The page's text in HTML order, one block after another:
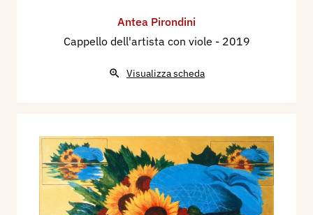
Antea Pirondini
Cappello dell'artista con viole - 2019
Visualizza scheda